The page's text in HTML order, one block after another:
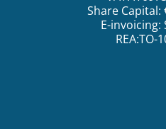
Share Capital:
E-invoicing:
REA:TO-